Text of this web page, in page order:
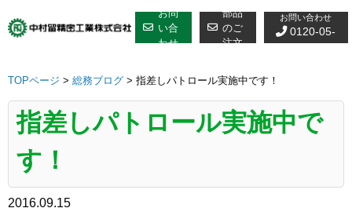
to
お問
い合
わせ
部品
のご
注文
お問い合わせ
0120-05-
TOPページ > 総務ブログ > 指差しパトロール実施中です！
指差しパトロール実施中で
す！
2016.09.15